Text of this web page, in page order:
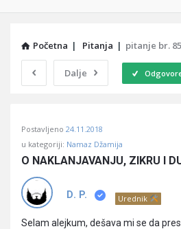
Početna | Pitanja | pitanje br.
Dalje
Učene
Latest
Pitanja
Postavljeno 24.11.2018
u kategoriji: Namaz Džamija
O NAKLANJAVANJU, ZIKRU I
D. P. Urednik
Selam alejkum, dešava mi se da